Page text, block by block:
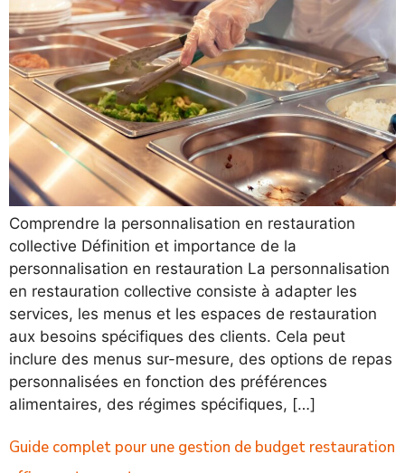
Comprendre la personnalisation en restauration
collective Définition et importance de la
personnalisation en restauration La personnalisation
en restauration collective consiste à adapter les
services, les menus et les espaces de restauration
aux besoins spécifiques des clients. Cela peut
inclure des menus sur-mesure, des options de repas
personnalisées en fonction des préférences
alimentaires, des régimes spécifiques, […]
Guide complet pour une gestion de budget restauration